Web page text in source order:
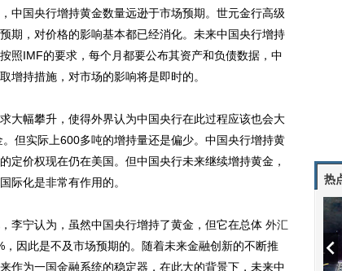
国央行增持黄金数量远逊于市场预期。世元金行高级
期，对价格的影响基本都已经消化。未来中国央行增持
照IMF的要求，每个月都要公布其资产和负债数据，中
增持措施，对市场的影响将是即时的。
幅攀升，使得外界认为中国央行在此过程应该也会大
但实际上600多吨的增持量还是偏少。中国央行增持黄
定价权现在仍在美国。但中国央行未来继续增持黄金，
际化是非常有作用的。
宁认为，虽然中国央行增持了黄金，但它在总体 外汇
因此是不及市场预期的。随着未来金融创新的不断推
作为一国金融系统的稳定器，在此大的背景下，未来中
热